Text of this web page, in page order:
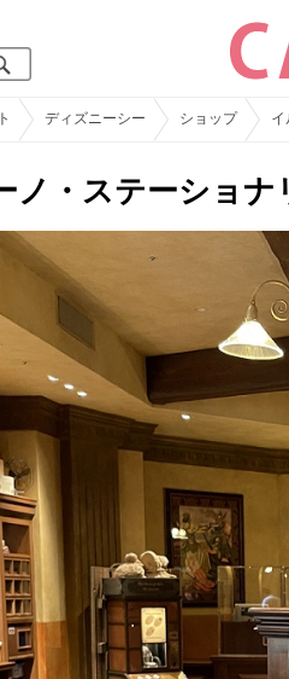
ディズニーシー ショップ
ノ・ステーショ